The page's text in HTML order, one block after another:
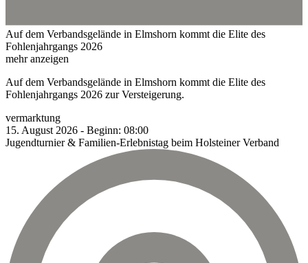
Auf dem Verbandsgelände in Elmshorn kommt die Elite des
Fohlenjahrgangs 2026
mehr anzeigen
Auf dem Verbandsgelände in Elmshorn kommt die Elite des
Fohlenjahrgangs 2026 zur Versteigerung.
vermarktung
15. August 2026 - Beginn: 08:00
Jugendturnier & Familien-Erlebnistag beim Holsteiner Verband